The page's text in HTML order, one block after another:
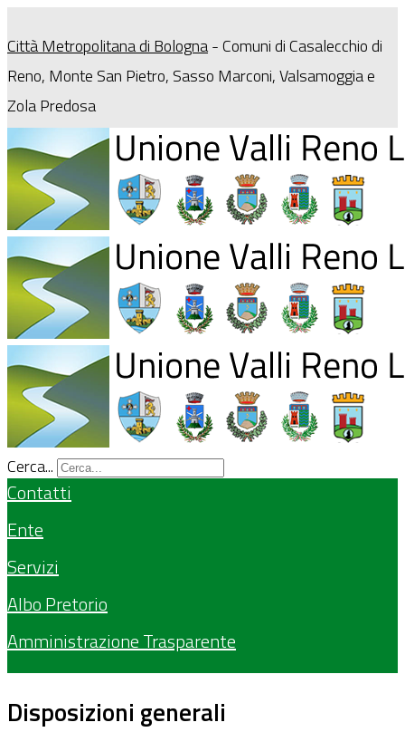
Città Metropolitana di Bologna- Comuni di Casalecchio di
Reno, Monte San Pietro, Sasso Marconi, Valsamoggia e
Zola Predosa
Cerca...
Contatti
Ente
Servizi
Albo Pretorio
Amministrazione Trasparente
Disposizioni generali